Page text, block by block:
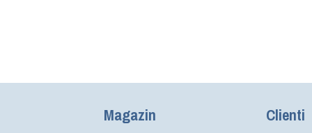
Magazin Clienti